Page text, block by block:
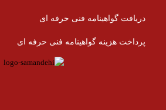
دریافت گواهینامه فنی حرفه ای
پرداخت هزینه گواهینامه فنی حرفه ای